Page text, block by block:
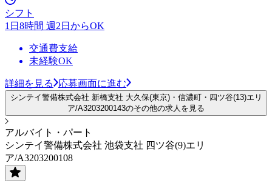
シフト
1日8時間 週2日からOK
交通費支給
未経験OK
詳細を見る 応募画面に進む
シンテイ警備株式会社 新橋支社 大久保(東京)・信濃町・四ツ谷(13)エリ
ア/A3203200143のその他の求人を見る
アルバイト・パート
シンテイ警備株式会社 池袋支社 四ツ谷(9)エリ
ア/A3203200108